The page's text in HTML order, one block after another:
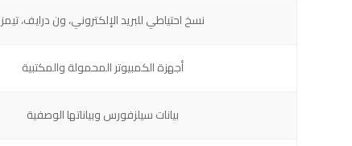
نسخ احتياطي للبريد الإلكتروني، ون درايف، تيمز
أجهزة الكمبيوتر المحمولة والمكتبية
بيانات سيلزفورس وبياناتها الوصفية